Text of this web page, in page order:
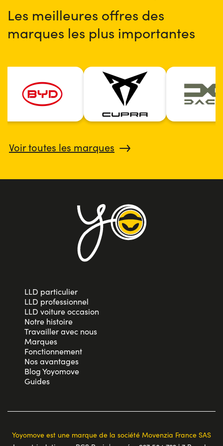
gamme grâce au BMW lld professionnel et particulier sans
Les meilleures offres des
marques les plus importantes
Voir toutes les marques
LLD particulier
LLD professionnel
LLD voiture occasion
Notre histoire
Travailler avec nous
Marques
Fonctionnement
Nos avantages
Blog Yoyomove
Guides
Yoyomove est une marque de la société Movenzia France SAS